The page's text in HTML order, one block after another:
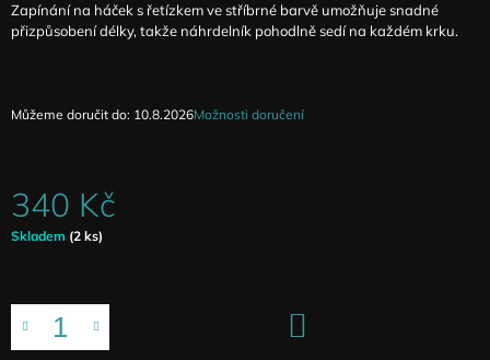
Zapínání na háček s řetízkem ve stříbrné barvě umožňuje snadné
přizpůsobení délky, takže náhrdelník pohodlně sedí na každém krku.
Můžeme doručit do: 10.8.2026Možnosti doručení
340 Kč
Měrná
Skladem (2 ks)